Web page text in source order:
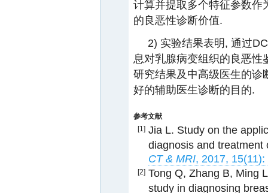
计算并提取多个特征参数作
的良恶性诊断价值.
2) 实验结果表明, 通过
息对乳腺病变组织的良恶性
研究结果及中高级医生的诊
好的辅助医生诊断的目的.
参考文献
[1] Jia L. Study on the
diagnosis and
CT & MRI, 2017,
[2] Tong Q, Zhang B, Ming
study in diagnosing